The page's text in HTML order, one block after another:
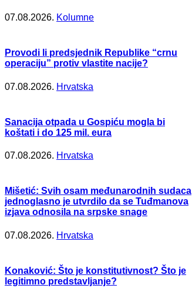
07.08.2026. Kolumne
Provodi li predsjednik Republike “crnu
operaciju” protiv vlastite nacije?
07.08.2026. Hrvatska
Sanacija otpada u Gospiću mogla bi
koštati i do 125 mil. eura
07.08.2026. Hrvatska
Mišetić: Svih osam međunarodnih sudaca
jednoglasno je utvrdilo da se Tuđmanova
izjava odnosila na srpske snage
07.08.2026. Hrvatska
Konaković: Što je konstitutivnost? Što je
legitimno predstavljanje?